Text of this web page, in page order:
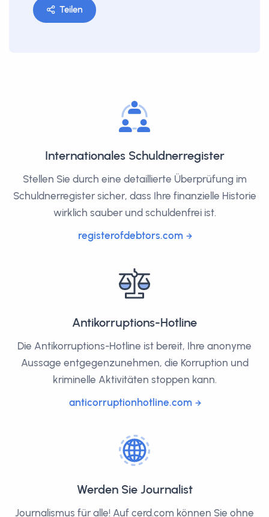
Teilen
Internationales Schuldnerregister
Stellen Sie durch eine detaillierte Überprüfung im
Schuldnerregister sicher, dass Ihre finanzielle Historie
wirklich sauber und schuldenfrei ist.
registerofdebtors.com
Antikorruptions-Hotline
Die Antikorruptions-Hotline ist bereit, Ihre anonyme
Aussage entgegenzunehmen, die Korruption und
kriminelle Aktivitäten stoppen kann.
anticorruptionhotline.com
Werden Sie Journalist
Journalismus für alle! Auf cerd.com können Sie ohne